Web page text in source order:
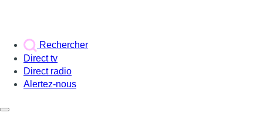
Rechercher
Direct tv
Direct radio
Alertez-nous